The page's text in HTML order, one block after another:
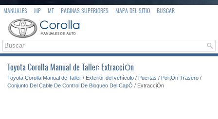
MANUALES MP MT PAGINAS SUPERIORES MAPA DEL SITIO BUSCAR
Toyota Corolla Manual de Taller: ExtracciÓn
Toyota Corolla Manual de Taller / Exterior del vehículo / Puertas / PortÓn Trasero /
Conjunto Del Cable De Control De Bloqueo Del CapÓ / ExtracciÓn